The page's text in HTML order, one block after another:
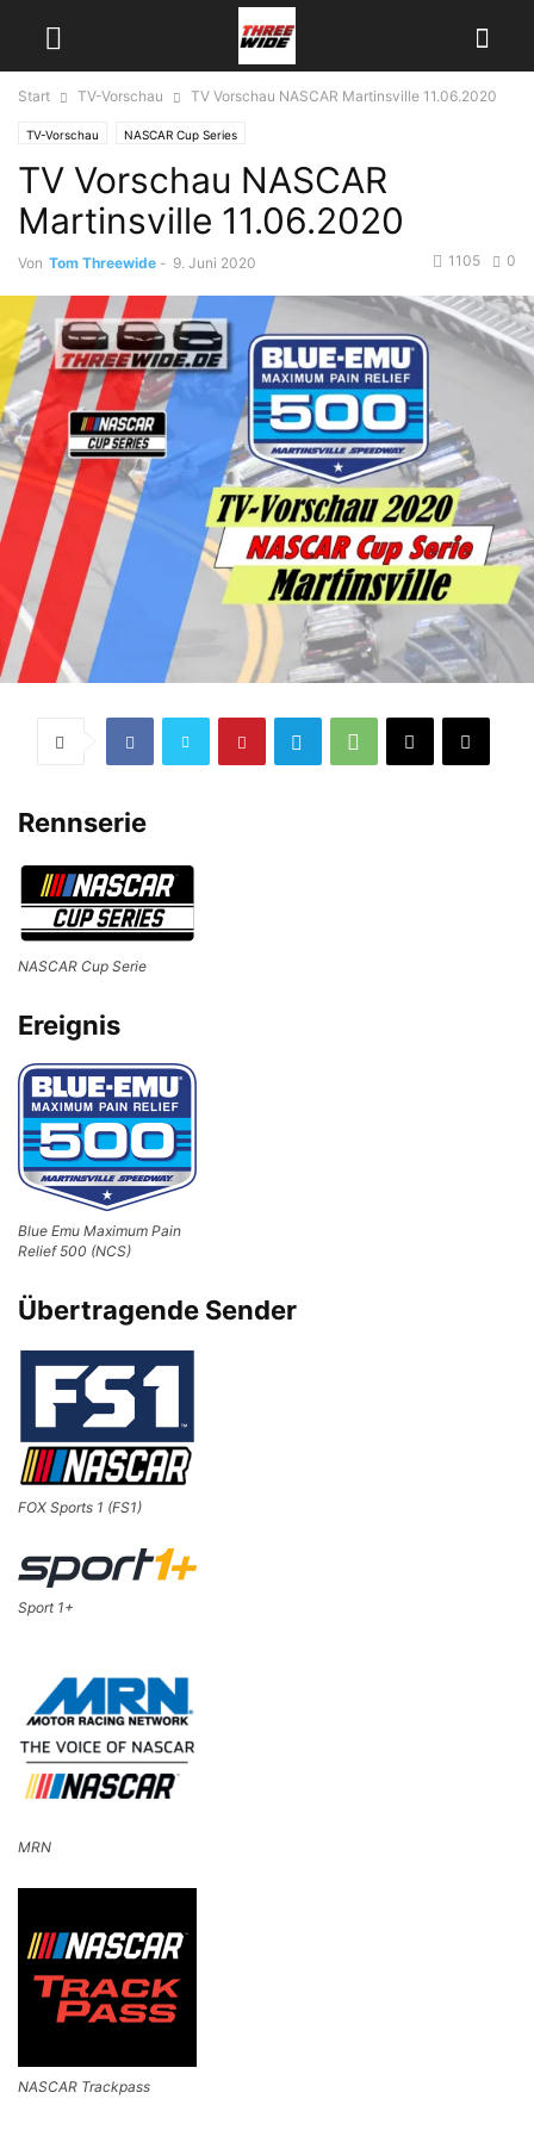
Start TV-Vorschau TV Vorschau NASCAR Martinsville 11.06.2020
TV-Vorschau NASCAR Cup Series
TV Vorschau NASCAR
Martinsville 11.06.2020
Von Tom Threewide - 9. Juni 2020 0
1105
Rennserie
NASCAR Cup Serie
Ereignis
Blue Emu Maximum Pain
Relief 500 (NCS)
Übertragende Sender
FOX Sports 1 (FS1)
Sport 1+
MRN
NASCAR Trackpass